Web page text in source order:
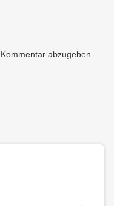
abzugeben.